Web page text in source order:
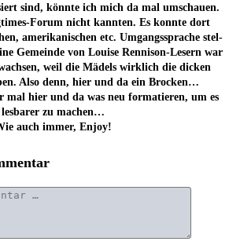
sind, könn­te ich mich da mal umschau­en.
Forum nicht kann­ten. Es konn­te dort
ame­ri­ka­ni­schen etc. Umgangs­spra­che stel­
Gemein­de von Loui­se Ren­ni­son-Lesern war
weil die Mädels wirk­lich die dicken
Also denn, hier und da ein Brocken…
mal hier und da was neu for­ma­tie­ren, um es
les­ba­rer zu machen…
auch immer, Enjoy!